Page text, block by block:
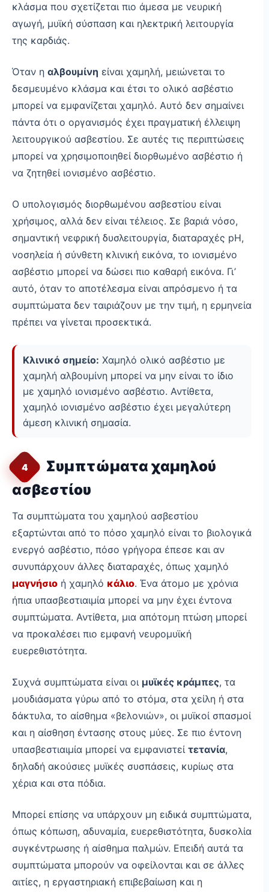
κλάσμα που σχετίζεται πιο άμεσα με νευρική
αγωγή, μυϊκή σύσπαση και ηλεκτρική λειτουργία
της καρδιάς.
Όταν η αλβουμίνη είναι χαμηλή, μειώνεται το
δεσμευμένο κλάσμα και έτσι το ολικό ασβέστιο
μπορεί να εμφανίζεται χαμηλό. Αυτό δεν σημαίνει
πάντα ότι ο οργανισμός έχει πραγματική έλλειψη
λειτουργικού ασβεστίου. Σε αυτές τις περιπτώσεις
μπορεί να χρησιμοποιηθεί διορθωμένο ασβέστιο ή
να ζητηθεί ιονισμένο ασβέστιο.
Ο υπολογισμός διορθωμένου ασβεστίου είναι
χρήσιμος, αλλά δεν είναι τέλειος. Σε βαριά νόσο,
σημαντική νεφρική δυσλειτουργία, διαταραχές pH,
νοσηλεία ή σύνθετη κλινική εικόνα, το ιονισμένο
ασβέστιο μπορεί να δώσει πιο καθαρή εικόνα. Γι’
αυτό, όταν το αποτέλεσμα είναι απρόσμενο ή τα
συμπτώματα δεν ταιριάζουν με την τιμή, η ερμηνεία
πρέπει να γίνεται προσεκτικά.
Κλινικό σημείο: Χαμηλό ολικό ασβέστιο με
χαμηλή αλβουμίνη μπορεί να μην είναι το ίδιο
με χαμηλό ιονισμένο ασβέστιο. Αντίθετα,
χαμηλό ιονισμένο ασβέστιο έχει μεγαλύτερη
άμεση κλινική σημασία.
4
Συμπτώματα χαμηλού
ασβεστίου
Τα συμπτώματα του χαμηλού ασβεστίου
εξαρτώνται από το πόσο χαμηλό είναι το βιολογικά
ενεργό ασβέστιο, πόσο γρήγορα έπεσε και αν
συνυπάρχουν άλλες διαταραχές, όπως χαμηλό
μαγνήσιο ή χαμηλό κάλιο. Ένα άτομο με χρόνια
ήπια υπασβεστιαιμία μπορεί να μην έχει έντονα
συμπτώματα. Αντίθετα, μια απότομη πτώση μπορεί
να προκαλέσει πιο εμφανή νευρομυϊκή
ευερεθιστότητα.
Συχνά συμπτώματα είναι οι μυϊκές κράμπες, τα
μουδιάσματα γύρω από το στόμα, στα χείλη ή στα
δάκτυλα, το αίσθημα «βελονιών», οι μυϊκοί σπασμοί
και η αίσθηση έντασης στους μύες. Σε πιο έντονη
υπασβεστιαιμία μπορεί να εμφανιστεί τετανία,
δηλαδή ακούσιες μυϊκές συσπάσεις, κυρίως στα
χέρια και στα πόδια.
Μπορεί επίσης να υπάρχουν μη ειδικά συμπτώματα,
όπως κόπωση, αδυναμία, ευερεθιστότητα, δυσκολία
συγκέντρωσης ή αίσθημα παλμών. Επειδή αυτά τα
συμπτώματα μπορούν να οφείλονται και σε άλλες
αιτίες, η εργαστηριακή επιβεβαίωση και η